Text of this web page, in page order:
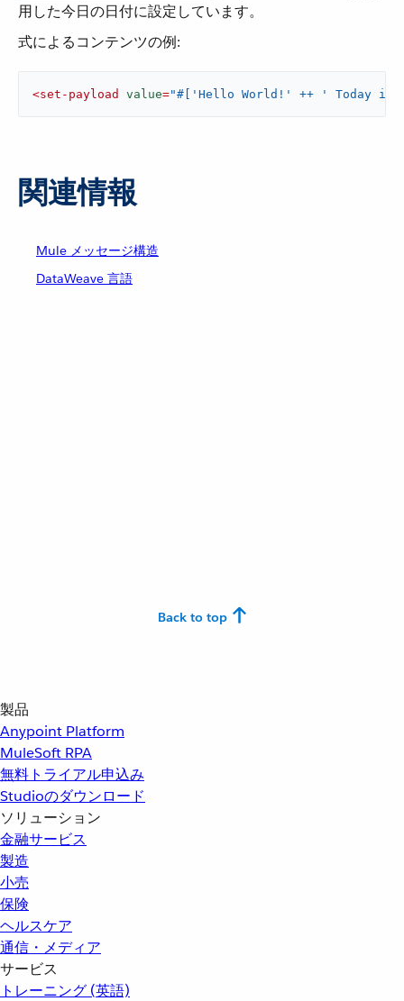
用した今日の日付に設定しています。
式によるコンテンツの例:
<set-payload value="#['Hello World!' ++ ' Today is
関連情報
Mule メッセージ構造
DataWeave 言語
Back to top
製品
Anypoint Platform
MuleSoft RPA
無料トライアル申込み
Studioのダウンロード
ソリューション
金融サービス
製造
小売
保険
ヘルスケア
通信・メディア
サービス
トレーニング (英語)